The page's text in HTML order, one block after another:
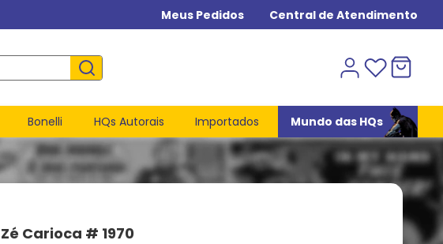
Meus Pedidos Central de Atendimento
Bonelli HQs Autorais Importados Mundo das HQs
Zé Carioca # 1970